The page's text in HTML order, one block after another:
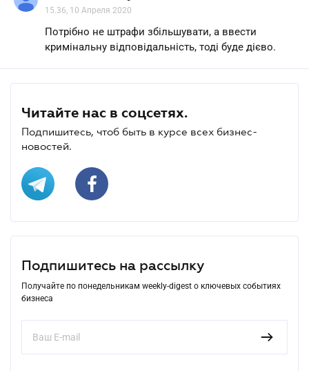
15.36, 10 Апреля 2020
Потрібно не штрафи збільшувати, а ввести
кримінальну відповідальність, тоді буде дієво.
Читайте нас в соцсетях.
Подпишитесь, чтоб быть в курсе всех бизнес-
новостей.
Подпишитесь на рассылку
Получайте по понедельникам weekly-digest о ключевых событиях
бизнеса